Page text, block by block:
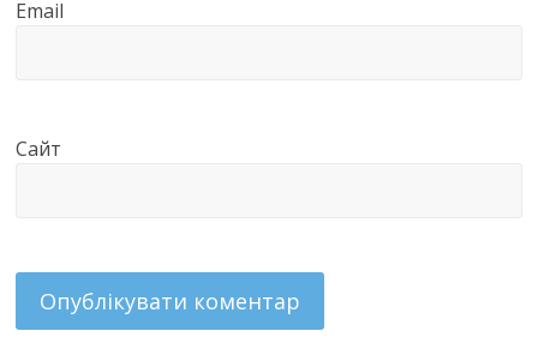
Email
Сайт